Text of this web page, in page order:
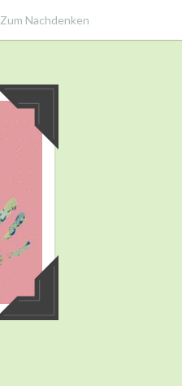
Zum Nachdenken